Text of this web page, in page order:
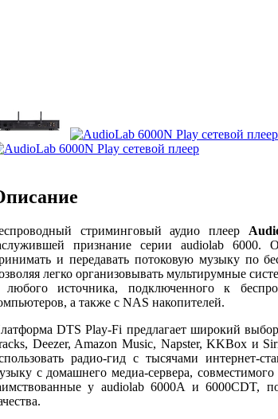
стриминговый аудио плеер
признание серии audiolab
и передавать потоковую музыку по
легко организовывать мультирумные
любого источника, подключенного к
а также с NAS накопителей.
DTS Play-Fi предлагает широкий
Deezer, Amazon Music, Napster, KKBox и
радио-гид с тысячами интернет-
с домашнего медиа-сервера,
у audiolab 6000A и 6000CDT,